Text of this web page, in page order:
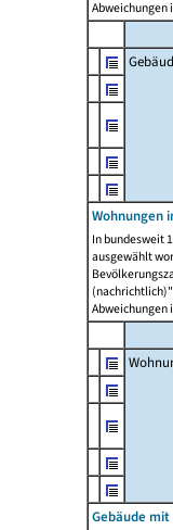
Abweichungen
Wohnungen
In bundesweit
ausgewählt
Abweichungen
Gebäude